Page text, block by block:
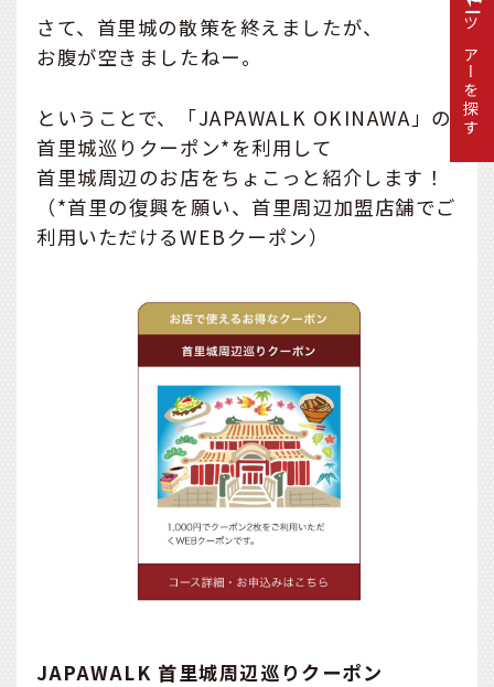
さて、首里城の散策を終えましたが、
お腹が空きましたねー。
ということで、「JAPAWALK OKINAWA」の
首里城巡りクーポン*を利用して
首里城周辺のお店をちょこっと紹介します！
（*首里の復興を願い、首里周辺加盟店舗でご
利用いただけるWEBクーポン）
JAPAWALK 首里城周辺巡りクーポン
ツアーを探す